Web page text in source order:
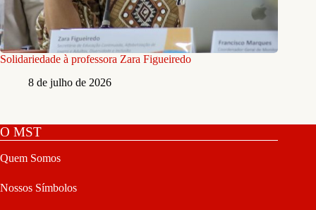
Solidariedade à professora Zara Figueiredo
8 de julho de 2026
O MST
Quem Somos
Nossos Símbolos